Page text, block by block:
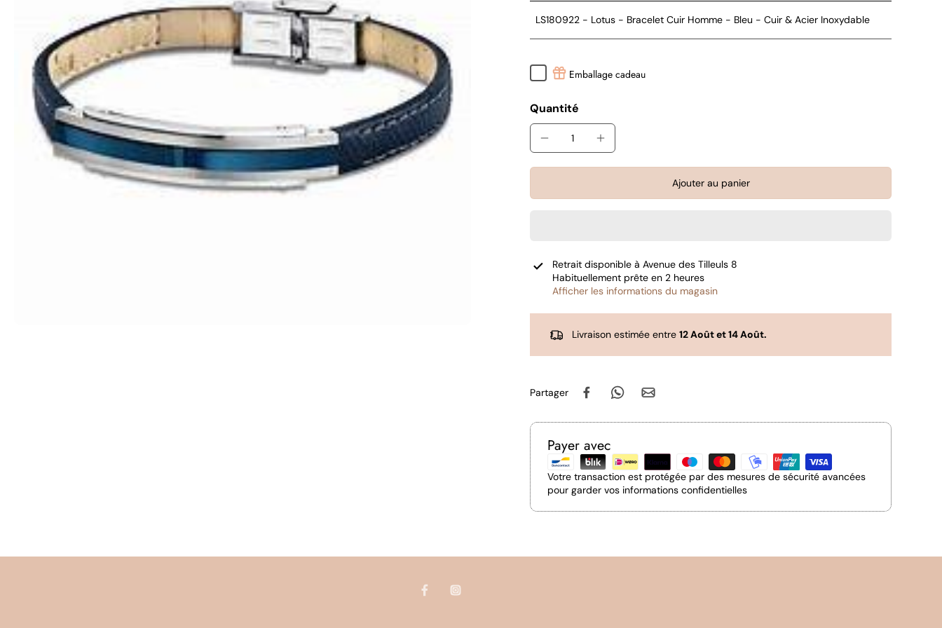
LS180922 - Lotus - Bracelet Cuir Homme - Bleu - Cuir & Acier Inoxydable
Emballage cadeau
Quantité
Ajouter au panier
Retrait disponible à Avenue des Tilleuls 8
Habituellement prête en 2 heures
Afficher les informations du magasin
Livraison estimée entre 12 Août et 14 Août.
Partager
Payer avec
Votre transaction est protégée par des mesures de sécurité avancées
pour garder vos informations confidentielles